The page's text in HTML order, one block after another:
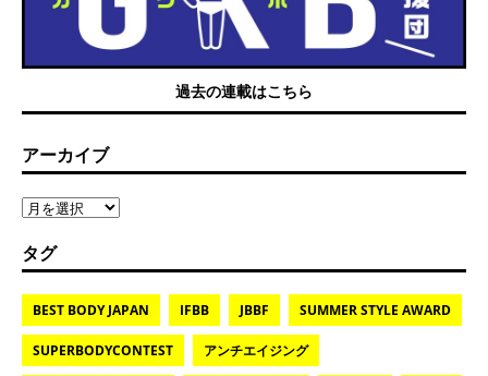
過去の連載はこちら
アーカイブ
タグ
BEST BODY JAPAN IFBB JBBF SUMMER STYLE AWARD
SUPERBODYCONTEST アンチエイジング